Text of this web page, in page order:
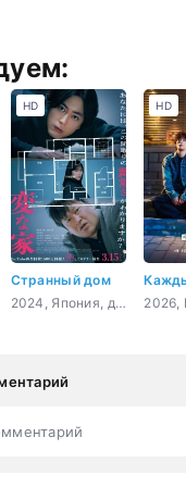
Странный дом
2024, Япония, детектив, триллер
HD HD